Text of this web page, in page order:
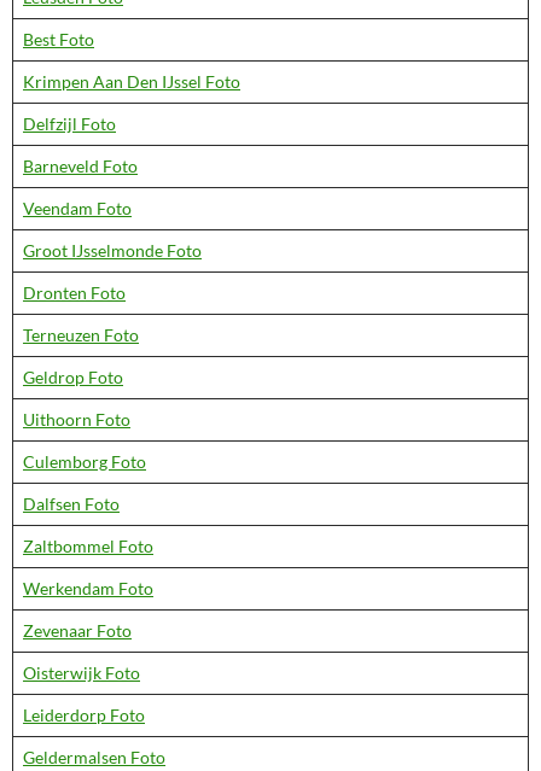
Best Foto
Krimpen Aan Den IJssel Foto
Delfzijl Foto
Barneveld Foto
Veendam Foto
Groot IJsselmonde Foto
Dronten Foto
Terneuzen Foto
Geldrop Foto
Uithoorn Foto
Culemborg Foto
Dalfsen Foto
Zaltbommel Foto
Werkendam Foto
Zevenaar Foto
Oisterwijk Foto
Leiderdorp Foto
Geldermalsen Foto